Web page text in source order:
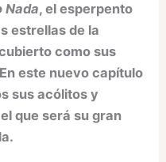
Nada, el esperpento
estrellas de la
como sus
este nuevo capítulo
sus acólitos y
que será su gran